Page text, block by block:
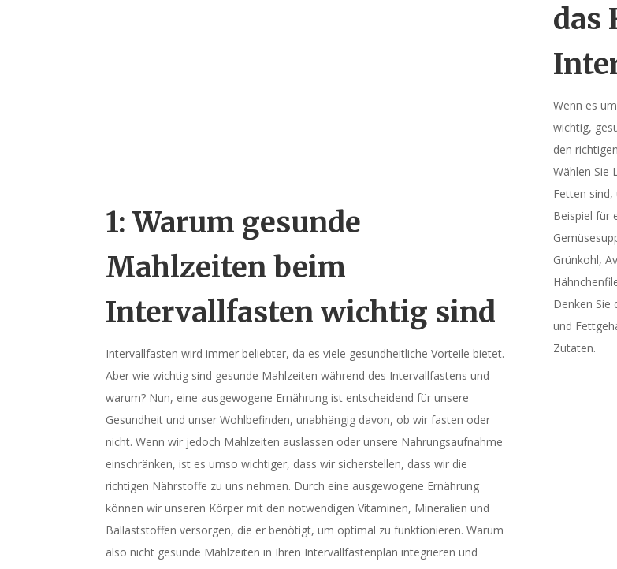
1: Warum gesunde
Mahlzeiten beim
Intervallfasten wichtig sind
Intervallfasten wird immer beliebter, da es viele gesundheitliche Vorteile bietet.
Aber wie wichtig sind gesunde Mahlzeiten während des Intervallfastens und
warum? Nun, eine ausgewogene Ernährung ist entscheidend für unsere
Gesundheit und unser Wohlbefinden, unabhängig davon, ob wir fasten oder
nicht. Wenn wir jedoch Mahlzeiten auslassen oder unsere Nahrungsaufnahme
einschränken, ist es umso wichtiger, dass wir sicherstellen, dass wir die
richtigen Nährstoffe zu uns nehmen. Durch eine ausgewogene Ernährung
können wir unseren Körper mit den notwendigen Vitaminen, Mineralien und
Ballaststoffen versorgen, die er benötigt, um optimal zu funktionieren. Warum
also nicht gesunde Mahlzeiten in Ihren Intervallfastenplan integrieren und
das
Wenn es
wichtig,
den
Wählen Sie
Fetten sind,
Beispiel für
Grünkohl,
Denken Sie
und
Zutaten.